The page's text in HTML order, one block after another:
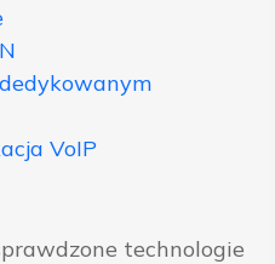
VoIP
technologie